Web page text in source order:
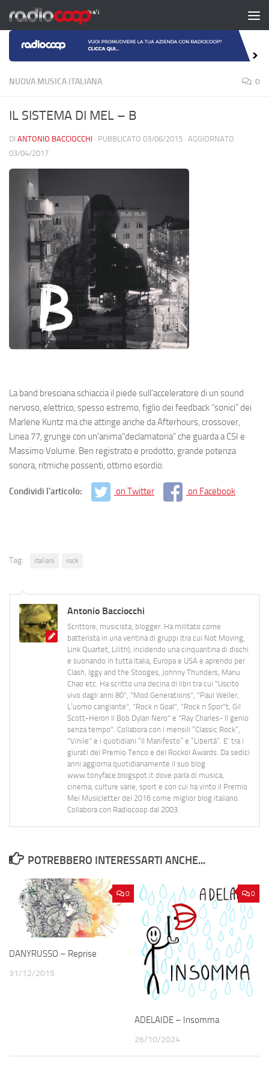
Salta al contenuto
NUOVA MUSICA ITALIANA 0
IL SISTEMA DI MEL – B
DI ANTONIO BACCIOCCHI · PUBBLICATO 03/06/2015 · AGGIORNATO
03/04/2017
La band bresciana schiaccia il piede sull’acceleratore di un sound
nervoso, elettrico, spesso estremo, figlio dei feedback “sonici” dei
Marlene Kuntz ma che attinge anche da Afterhours, crossover,
Linea 77, grunge con un’anima”declamatoria” che guarda a CSI e
Massimo Volume. Ben registrato e prodotto, grande potenza
sonora, ritmiche possenti, ottimo esordio.
Condividi l'articolo: on Twitter on Facebook
Tag: italiani rock
Antonio Bacciocchi
Scrittore, musicista, blogger. Ha militato come
batterista in una ventina di gruppi (tra cui Not Moving,
Link Quartet, Lilith), incidendo una cinquantina di dischi
e suonando in tutta Italia, Europa e USA e aprendo per
Clash, Iggy and the Stooges, Johnny Thunders, Manu
Chao etc. Ha scritto una decina di libri tra cui "Uscito
vivo dagli anni 80", "Mod Generations", "Paul Weller,
L’uomo cangiante", "Rock n Goal", "Rock n Spor"t, Gil
Scott-Heron Il Bob Dylan Nero" e "Ray Charles- Il genio
senza tempo". Collabora con i mensili “Classic Rock”,
"Vinile" e i quotidiani “Il Manifesto” e “Libertà”. E' tra i
giurati del Premio Tenco e del Rockol Awards. Da sedici
anni aggiorna quotidianamente il suo blog
www.tonyface.blogspot.it dove parla di musica,
cinema, culture varie, sport e con cui ha vinto il Premio
Mei Musicletter del 2016 come miglior blog italiano.
Collabora con Radiocoop dal 2003.
POTREBBERO INTERESSARTI ANCHE...
0
DANYRUSSO – Reprise
31/12/2015
0
ADELAIDE – Insomma
26/10/2024